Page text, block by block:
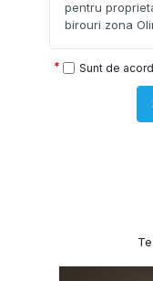
Sunt de